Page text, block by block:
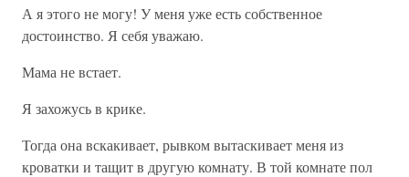
А я этого не могу! У меня уже есть собственное
достоинство. Я себя уважаю.
Мама не встает.
Я захожусь в крике.
Тогда она вскакивает, рывком вытаскивает меня из
кроватки и тащит в другую комнату. В той комнате пол